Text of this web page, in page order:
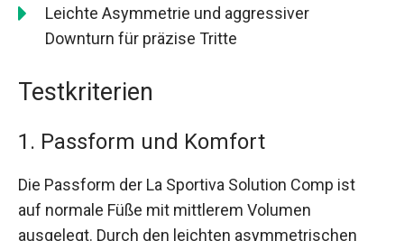
Leichte Asymmetrie und aggressiver
Downturn für präzise Tritte
Testkriterien
1. Passform und Komfort
Die Passform der La Sportiva Solution Comp ist
auf normale Füße mit mittlerem Volumen
ausgelegt. Durch den leichten asymmetrischen